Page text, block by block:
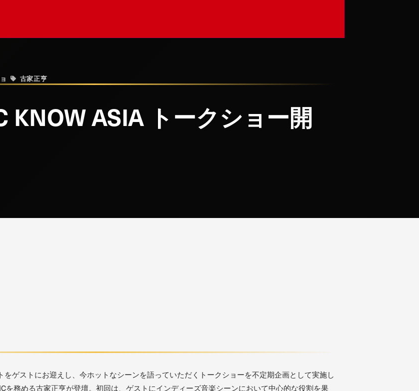
古家正亨
KNOW ASIA トークショー開
ゲストにお迎えし、今ホットなシーンを語っていただくトークショーを不定期企画として実施し
を務める古家正亨が登壇。初回は、ゲストにインディーズ音楽シーンにおいて中心的な役割を果